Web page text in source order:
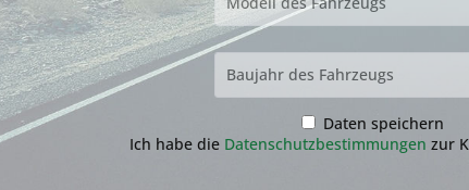
Transponder
Autoschlüssel nicht
Daten speichern
Ich habe die Datenschutzbestimmungen zur